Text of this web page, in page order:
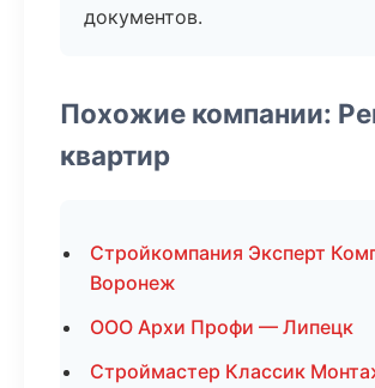
документов.
Похожие компании:
квартир
Стройкомпания Эксперт
Воронеж
ООО Архи Профи — Липецк
Строймастер Классик